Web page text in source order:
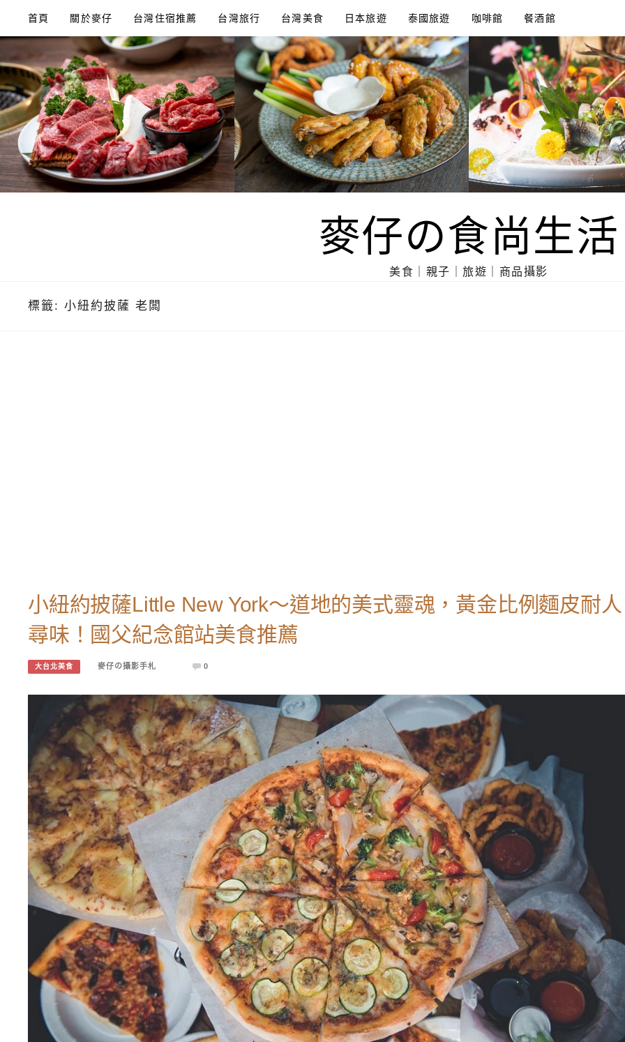
content
首頁 關於麥仔 台灣住宿推薦 台灣旅行 台灣美食 日本旅遊 泰國旅遊 咖啡館 餐酒館
麥仔の食尚生活
美食｜親子｜旅遊｜商品攝影
標籤: 小紐約披薩 老闆
小紐約披薩Little New York～道地的美式靈魂，黃金比例麵皮耐人
尋味！國父紀念館站美食推薦
大台北美食 麥仔の攝影手札 0